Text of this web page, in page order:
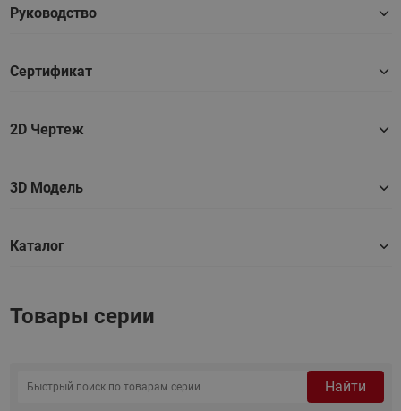
Руководство
Сертификат
2D Чертеж
3D Модель
Каталог
Товары серии
Найти